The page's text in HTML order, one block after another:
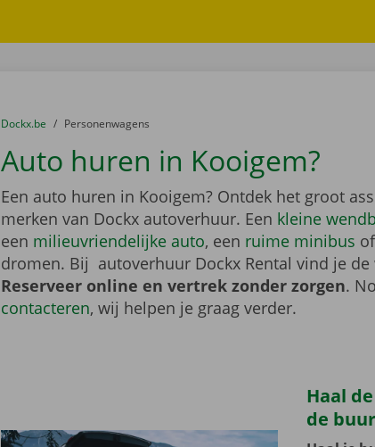
U bevindt zich hier:
van
Dockx.be naar
Personenwagens
Auto huren in Kooigem?
Een auto huren in Kooigem? Ontdek het groot
merken van Dockx autoverhuur. Een kleine
een milieuvriendelijke auto, een ruime minibus
dromen. Bij autoverhuur Dockx Rental vind je de
Reserveer online en vertrek zonder zorgen.
contacteren, wij helpen je graag verder.
Haal
de